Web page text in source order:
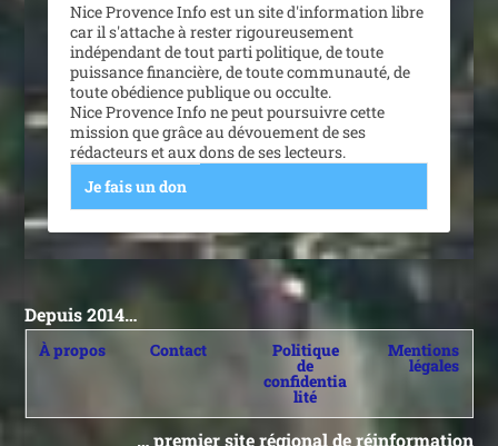
Nice Provence Info est un site d'information libre
car il s'attache à rester rigoureusement
indépendant de tout parti politique, de toute
puissance financière, de toute communauté, de
toute obédience publique ou occulte.
Nice Provence Info ne peut poursuivre cette
mission que grâce au dévouement de ses
rédacteurs et aux dons de ses lecteurs.
Je fais un don
Depuis 2014…
À propos Contact Politique
de
confidentia
lité
Mentions
légales
… premier site régional de réinformation